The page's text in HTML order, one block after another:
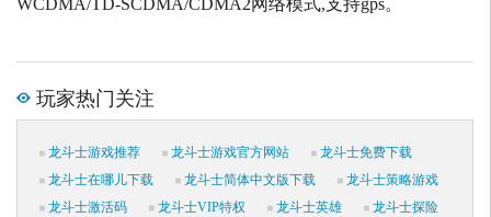
WCDMA/TD-SCDMA/CDMA2网络模式,支持gps。
玩家热门关注
龙斗士游戏推荐 龙斗士游戏官方网站
龙斗士免费下载
龙斗士在哪儿下载
龙斗士简体中文版下载
龙斗士策略游戏
龙斗士激活码
龙斗士VIP特权 龙斗士英雄
龙斗士探险